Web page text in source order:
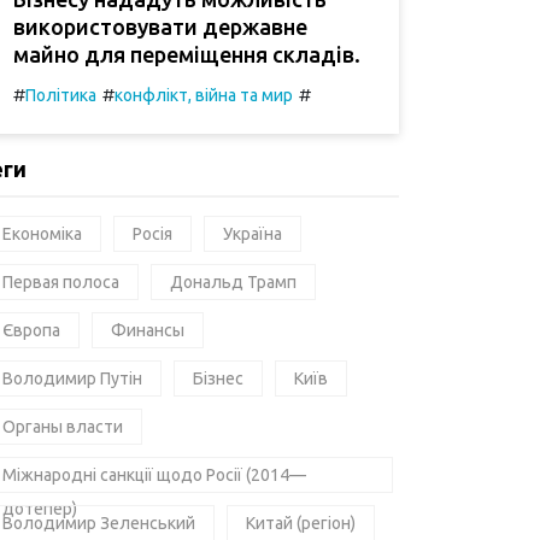
використовувати державне
майно для переміщення складів.
#Політика #конфлікт, війна та мир #
Економіка Росія Україна
Первая полоса Дональд Трамп
Європа Финансы
Володимир Путін Бізнес Київ
Органы власти
Міжнародні санкції щодо Росії (2014—
дотепер)
Володимир Зеленський Китай (регіон)